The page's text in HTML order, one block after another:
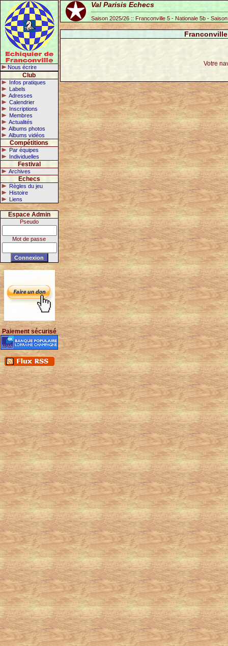
Nous écrire
Club
Infos pratiques
Labels
Adresses
Calendrier
Inscriptions
Membres
Actualités
Albums photos
Albums vidéos
Compétitions
Par équipes
Individuelles
Festival
Archives
Echecs
Règles du jeu
Histoire
Liens
Espace Admin
Pseudo
Mot de passe
Paiement sécurisé
Val Parisis Echecs
Saison 2025/26 :: Franconville 5 - Nationale 5b -
Votre